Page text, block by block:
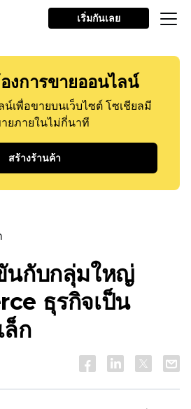
เริ่มกันเลย
การขายออนไลน์
เพื่อขายบนเว็บไซต์ โซเชียลมี
ยภายในไม่กี่นาที
สร้างร้านค้า
นกับกลุ่มใหญ่
ธุรกิจเป็น
ล็ก